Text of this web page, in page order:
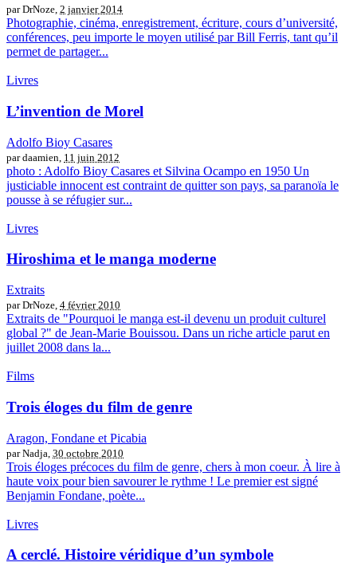
par DrNoze, 2 janvier 2014
Photographie, cinéma, enregistrement, écriture, cours d’université,
conférences, peu importe le moyen utilisé par Bill Ferris, tant qu’il
permet de partager...
Livres
L’invention de Morel
Adolfo Bioy Casares
par daamien, 11 juin 2012
photo : Adolfo Bioy Casares et Silvina Ocampo en 1950 Un
justiciable innocent est contraint de quitter son pays, sa paranoïa le
pousse à se réfugier sur...
Livres
Hiroshima et le manga moderne
Extraits
par DrNoze, 4 février 2010
Extraits de "Pourquoi le manga est-il devenu un produit culturel
global ?" de Jean-Marie Bouissou. Dans un riche article parut en
juillet 2008 dans la...
Films
Trois éloges du film de genre
Aragon, Fondane et Picabia
par Nadja, 30 octobre 2010
Trois éloges précoces du film de genre, chers à mon coeur. À lire à
haute voix pour bien savourer le rythme ! Le premier est signé
Benjamin Fondane, poète...
Livres
A cerclé. Histoire véridique d’un symbole